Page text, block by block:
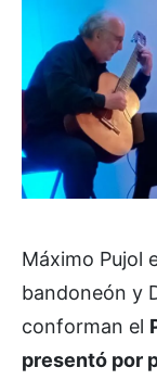
Máximo Pujol
bandoneón y
conforman el
presentó por